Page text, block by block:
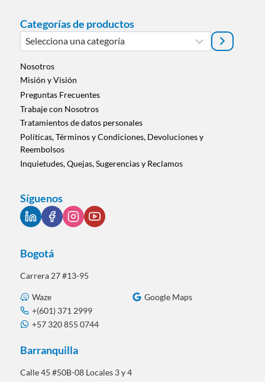
Categorías de productos
Selecciona
una
categoría
Nosotros
Misión y Visión
Preguntas Frecuentes
Trabaje con Nosotros
Tratamientos de datos personales
Políticas, Términos y Condiciones, Devoluciones y
Reembolsos
Inquietudes, Quejas, Sugerencias y Reclamos
Síguenos
Bogotá
Carrera 27 #13-95
Waze
Google Maps
+(601) 371 2999
+57 320 855 0744
Barranquilla
Calle 45 #50B-08 Locales 3 y 4